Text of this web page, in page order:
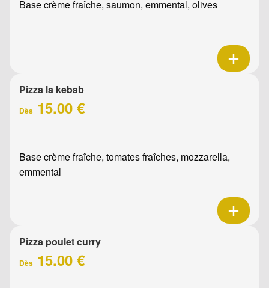
Base crème fraîche, saumon, emmental, olives
Pizza la kebab
Dès 15.00 €
Base crème fraîche, tomates fraîches, mozzarella,
emmental
Pizza poulet curry
Dès 15.00 €